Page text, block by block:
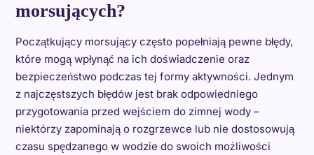
morsujących?
Początkujący morsujący często popełniają pewne błędy,
które mogą wpłynąć na ich doświadczenie oraz
bezpieczeństwo podczas tej formy aktywności. Jednym
z najczęstszych błędów jest brak odpowiedniego
przygotowania przed wejściem do zimnej wody –
niektórzy zapominają o rozgrzewce lub nie dostosowują
czasu spędzanego w wodzie do swoich możliwości